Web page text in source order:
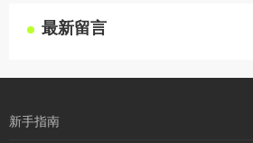
最新留言
新手指南